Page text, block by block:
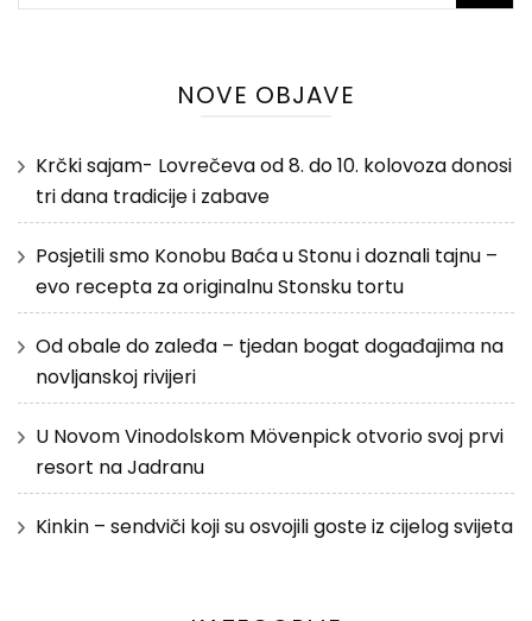
NOVE OBJAVE
Krčki sajam- Lovrečeva od 8. do 10. kolovoza donosi
tri dana tradicije i zabave
Posjetili smo Konobu Baća u Stonu i doznali tajnu –
evo recepta za originalnu Stonsku tortu
Od obale do zaleđa – tjedan bogat događajima na
novljanskoj rivijeri
U Novom Vinodolskom Mövenpick otvorio svoj prvi
resort na Jadranu
Kinkin – sendviči koji su osvojili goste iz cijelog svijeta